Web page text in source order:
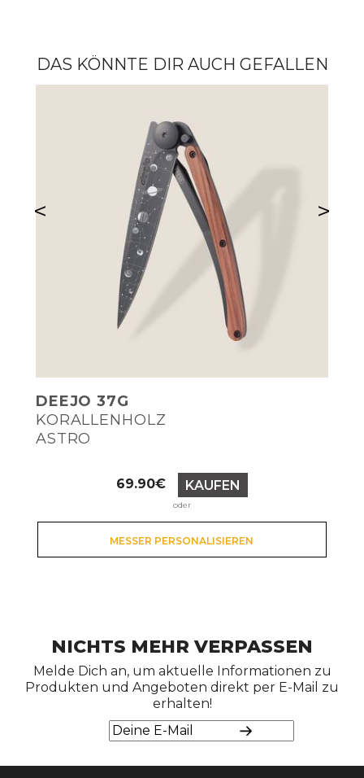
DAS KÖNNTE DIR AUCH GEFALLEN
DEEJO 37G
KORALLENHOLZ
ASTRO
Preis
69.90€ KAUFEN
oder
MESSER PERSONALISIEREN
< >
NICHTS MEHR VERPASSEN
Melde Dich an, um aktuelle Informationen zu
Produkten und Angeboten direkt per E-Mail zu
erhalten!